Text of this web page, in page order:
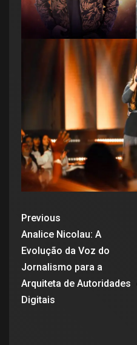
Previous
Analice Nicolau: A
Evolução da Voz do
Jornalismo para a
Arquiteta de Autoridades
Digitais